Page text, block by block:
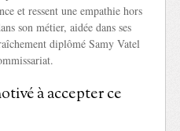
et ressent une empathie hors
son métier, aidée dans ses
diplômé Samy Vatel
à accepter ce